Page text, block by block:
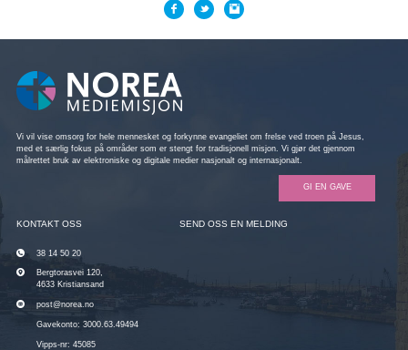
Vi vil vise omsorg for hele mennesket og forkynne evangeliet om frelse ved troen på Jesus,
med et særlig fokus på områder som er stengt for tradisjonell misjon. Vi gjør det gjennom
målrettet bruk av elektroniske og digitale medier nasjonalt og internasjonalt.
GI EN GAVE
KONTAKT OSS
38 14 50 20
Bergtorasvei 120,
4633 Kristiansand
post@norea.no
Gavekonto: 3000.63.49494
Vipps-nr: 45085
SEND OSS EN MELDING